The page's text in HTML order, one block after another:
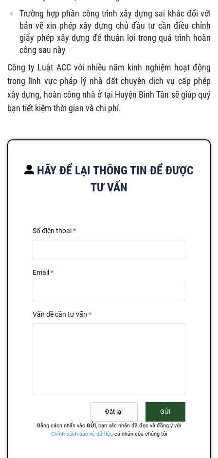
Trường hợp phần công trình xây dựng sai khác đối với
bản vẽ xin phép xây dựng chủ đầu tư cần điều chỉnh
giấy phép xây dựng để thuận lợi trong quá trình hoàn
công sau này
Công ty Luật ACC với nhiều năm kinh nghiệm hoạt động
trong lĩnh vực pháp lý nhà đất chuyên dịch vụ cấp phép
xây dựng, hoàn công nhà ở tại Huyện Bình Tân sẽ giúp quý
bạn tiết kiệm thời gian và chi phí.
HÃY ĐỂ LẠI THÔNG TIN ĐỂ ĐƯỢC
TƯ VẤN